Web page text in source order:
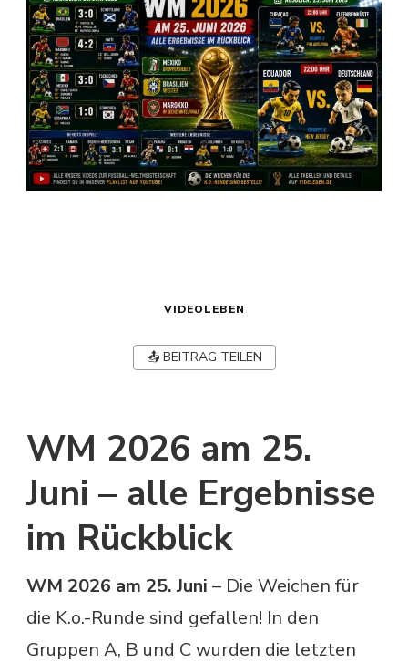
VIDEOLEBEN
📤 BEITRAG TEILEN
WM 2026 am 25.
Juni – alle Ergebnisse
im Rückblick
WM 2026 am 25. Juni – Die Weichen für
die K.o.-Runde sind gefallen! In den
Gruppen A, B und C wurden die letzten